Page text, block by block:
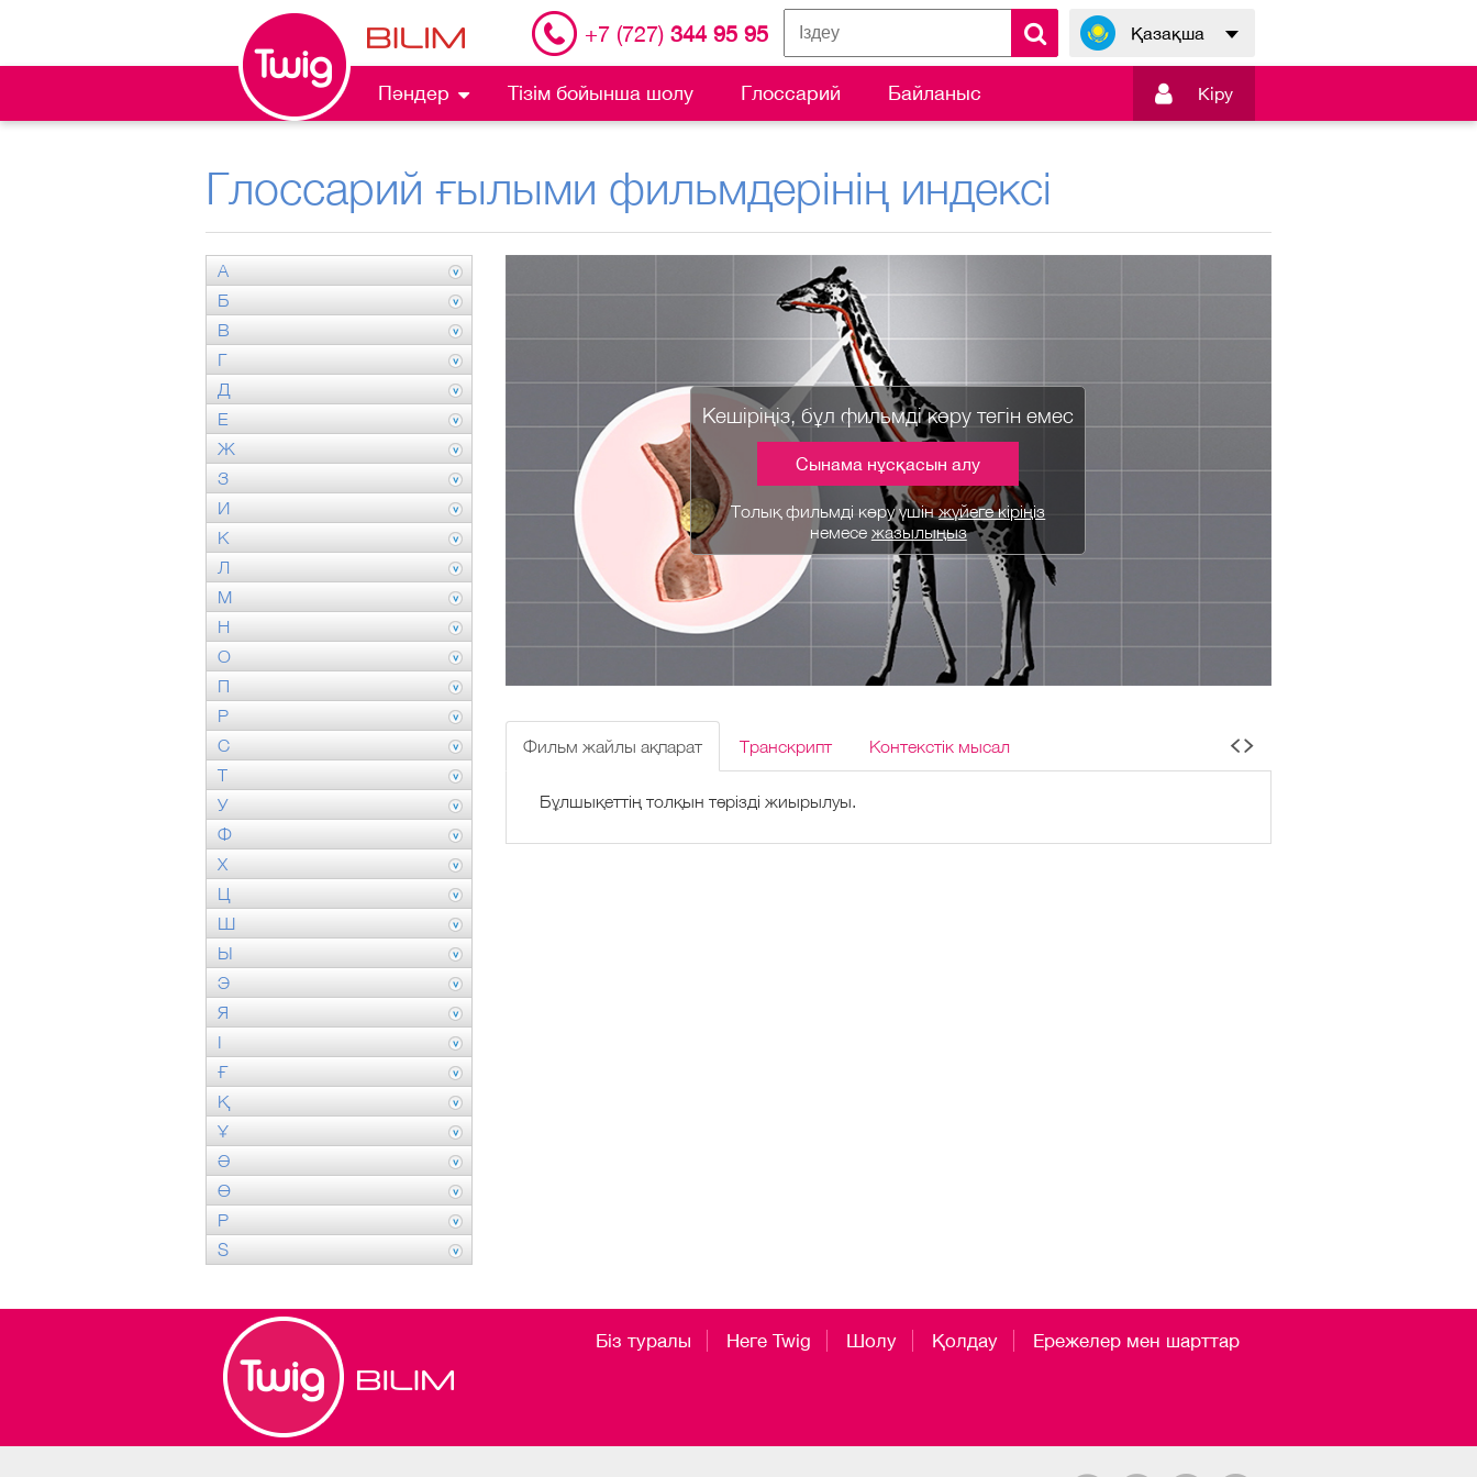
+7 (727) 344 95 95 Қазақша
Пәндер Тізім бойынша шолу Глоссарий Байланыс  Кiру
Глоссарий ғылыми фильмдерінің индексі
А
Б
В
Г
Д
Е
Ж
З
И
К
Л
М
Н
О
П
Р
С
Т
У
Ф
Х
Ц
Ш
Ы
Э
Я
І
Ғ
Қ
Ұ
Ә
Ө
P
S
Кешіріңіз, бұл фильмді көру тегін емес
Сынама нұсқасын алу
Толық фильмді көру үшінжүйеге кіріңіз
немесе жазылыңыз
Фильм жайлы ақпарат Транскрипт Контекстік мысал
Бұлшықеттің толқын тәрізді жиырылуы.
Біз туралы Неге Twig Шолу Қолдау Ережелер мен шарттар